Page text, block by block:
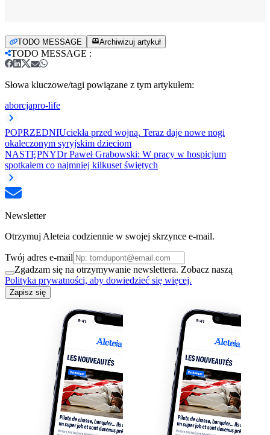
TODO MESSAGE Archiwizuj artykuł
TODO MESSAGE :
Słowa kluczowe/tagi powiązane z tym artykułem:
aborcjapro-life
POPRZEDNIUciekła przed wojną. Teraz daje nowe nogi
okaleczonym syryjskim dzieciom
NASTĘPNYDr Paweł Grabowski: W pracy w hospicjum
spotkałem co najmniej kilkuset świętych
Newsletter
Otrzymuj Aleteia codziennie w swojej skrzynce e-mail.
Twój adres e-mail
Zgadzam się na otrzymywanie newslettera. Zobacz naszą
Polityka prywatności, aby dowiedzieć się więcej.
Zapisz się